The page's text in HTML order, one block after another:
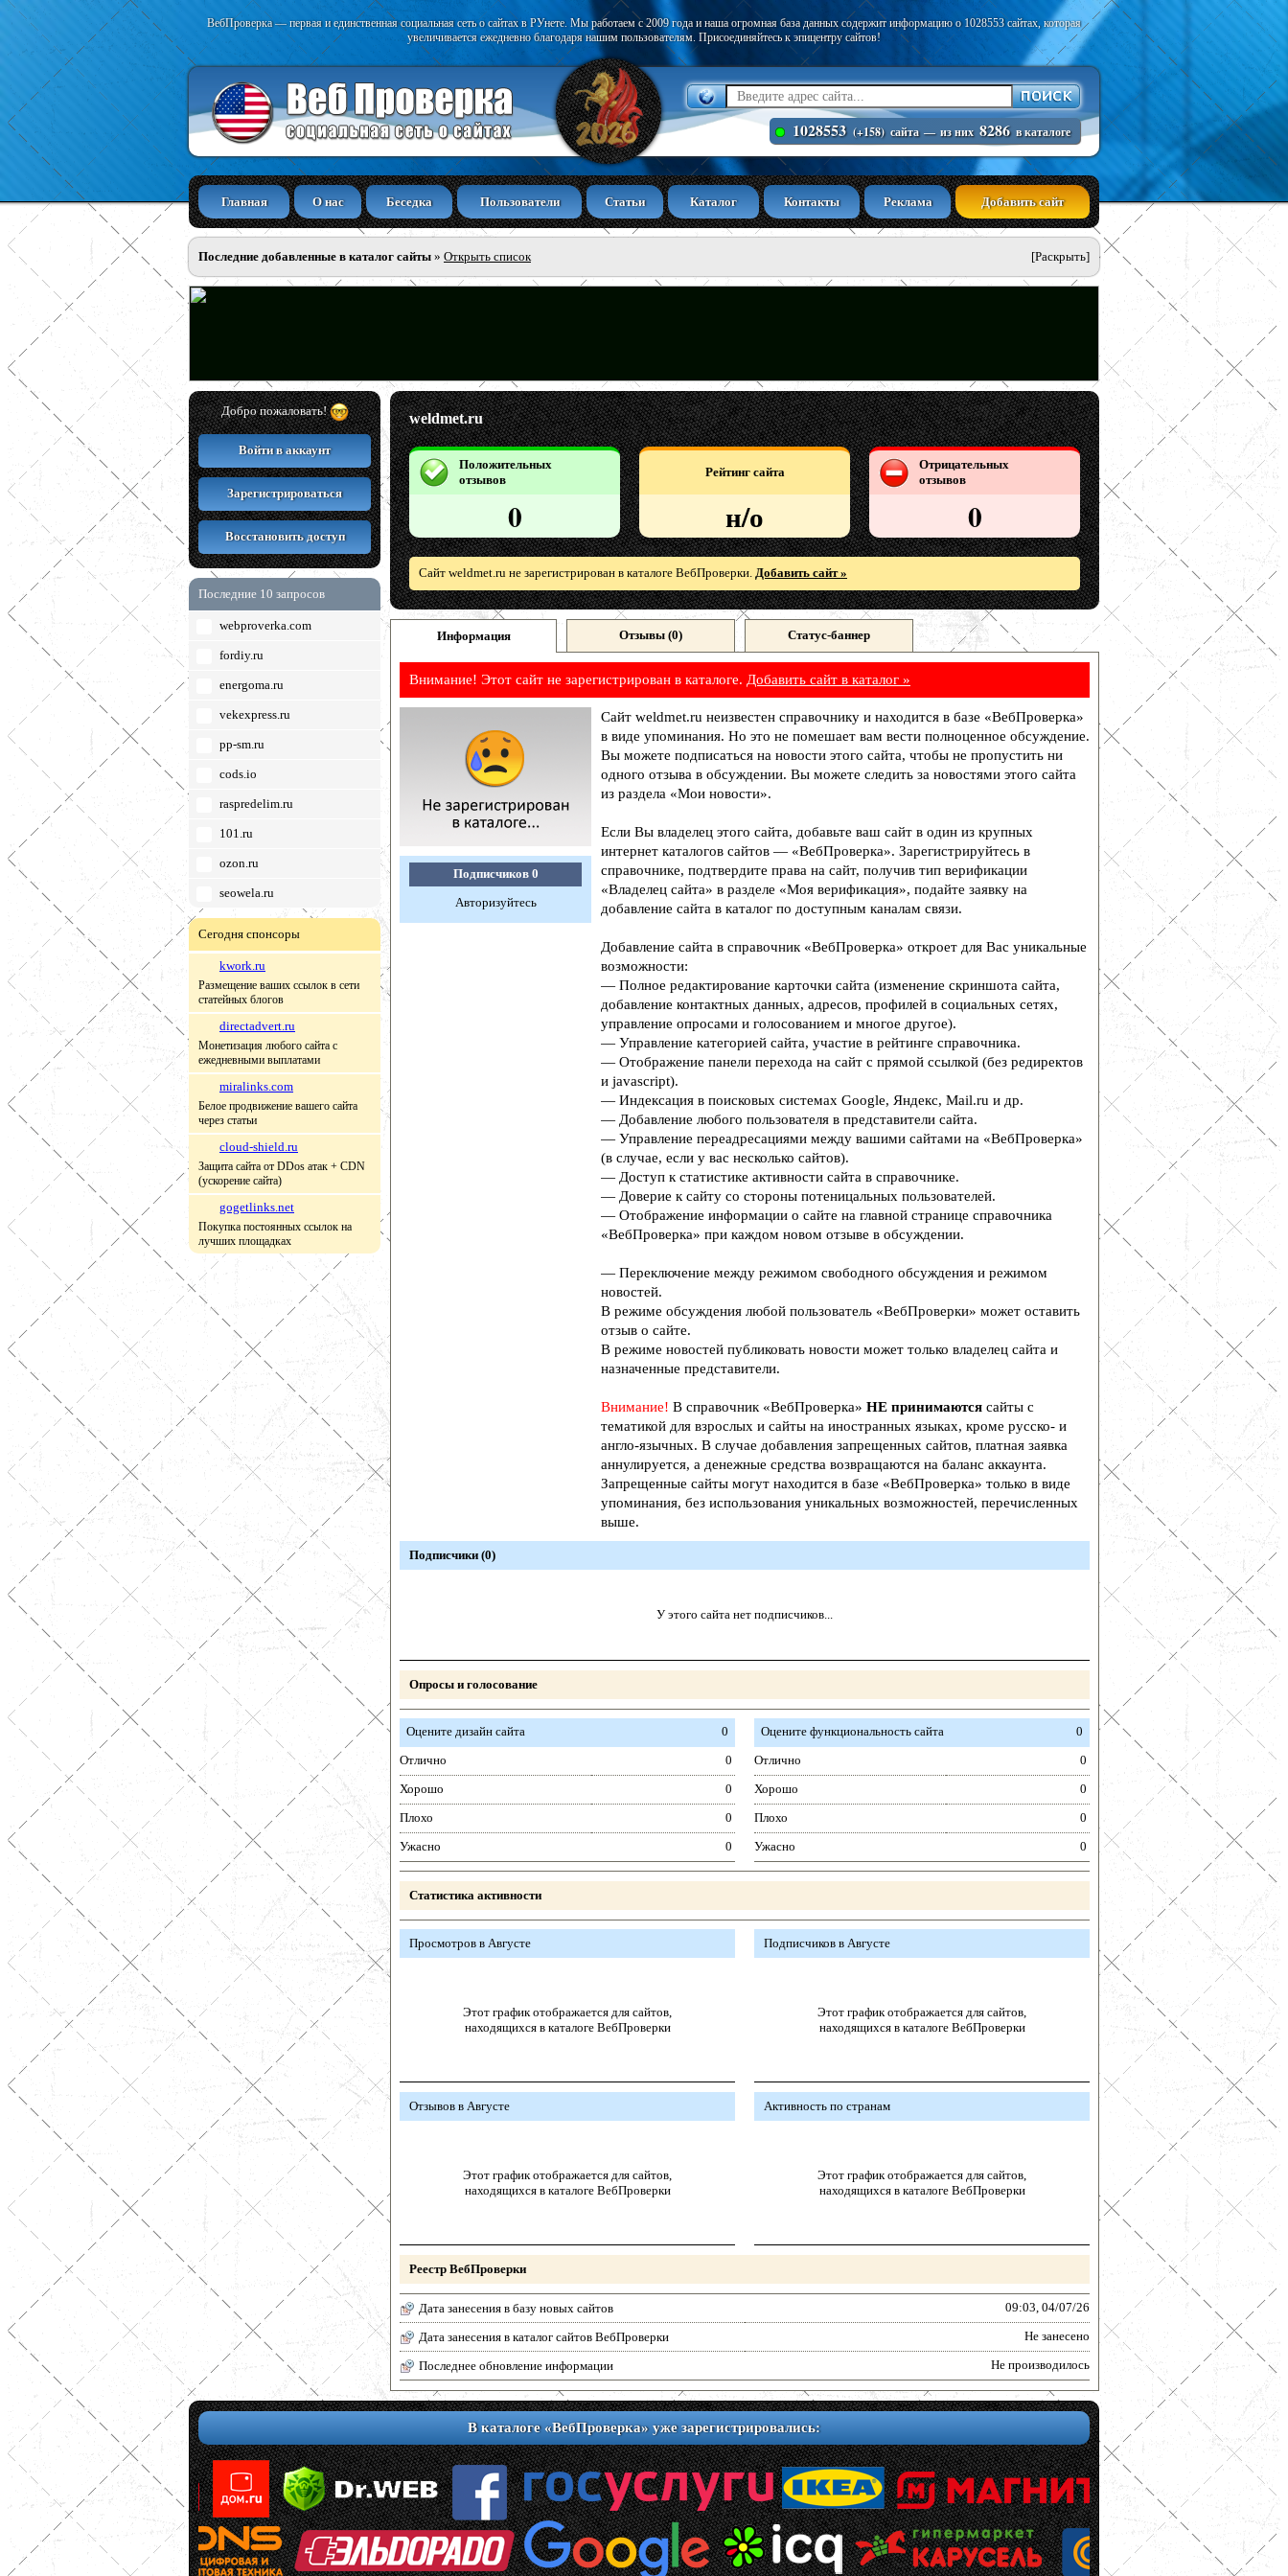
ВебПроверка — первая и единственная социальная сеть о сайтах в РУнете. Мы работаем с 2009 года и наша огромная база данных содержит информацию о 1028553 сайтах, которая
увеличивается ежедневно благодаря нашим пользователям. Присоединяйтесь к эпицентру сайтов!
1028553 (+158) сайта — из них 8286 в каталоге
Главная О нас Беседка Пользователи Статьи Каталог Контакты Реклама Добавить сайт
Последние добавленные в каталог сайты » Открыть список [Раскрыть]
Добро пожаловать!
Войти в аккаунт
Зарегистрироваться
Восстановить доступ
Последние 10 запросов
webproverka.com
fordiy.ru
energoma.ru
vekexpress.ru
pp-sm.ru
cods.io
raspredelim.ru
101.ru
ozon.ru
seowela.ru
Сегодня спонсоры
kwork.ru
Размещение ваших ссылок в сети
статейных блогов
directadvert.ru
Монетизация любого сайта с
ежедневными выплатами
miralinks.com
Белое продвижение вашего сайта
через статьи
cloud-shield.ru
Защита сайта от DDos атак + CDN
(ускорение сайта)
gogetlinks.net
Покупка постоянных ссылок на
лучших площадках
weldmet.ru
Положительных
отзывов
0
Рейтинг сайта
н/о
Отрицательных
отзывов
0
Сайт weldmet.ru не зарегистрирован в каталоге ВебПроверки. Добавить сайт »
Информация Отзывы (0) Статус-баннер
Внимание! Этот сайт не зарегистрирован в каталоге. Добавить сайт в каталог »
Подписчиков 0
Авторизуйтесь
Сайт weldmet.ru неизвестен справочнику и находится в базе «ВебПроверка»
в виде упоминания. Но это не помешает вам вести полноценное обсуждение.
Вы можете подписаться на новости этого сайта, чтобы не пропустить ни
одного отзыва в обсуждении. Вы можете следить за новостями этого сайта
из раздела «Мои новости».
Если Вы владелец этого сайта, добавьте ваш сайт в один из крупных
интернет каталогов сайтов — «ВебПроверка». Зарегистрируйтесь в
справочнике, подтвердите права на сайт, получив тип верификации
«Владелец сайта» в разделе «Моя верификация», подайте заявку на
добавление сайта в каталог по доступным каналам связи.
Добавление сайта в справочник «ВебПроверка» откроет для Вас уникальные
возможности:
— Полное редактирование карточки сайта (изменение скриншота сайта,
добавление контактных данных, адресов, профилей в социальных сетях,
управление опросами и голосованием и многое другое).
— Управление категорией сайта, участие в рейтинге справочника.
— Отображение панели перехода на сайт с прямой ссылкой (без редиректов
и javascript).
— Индексация в поисковых системах Google, Яндекс, Mail.ru и др.
— Добавление любого пользователя в представители сайта.
— Управление переадресациями между вашими сайтами на «ВебПроверка»
(в случае, если у вас несколько сайтов).
— Доступ к статистике активности сайта в справочнике.
— Доверие к сайту со стороны потеницальных пользователей.
— Отображение информации о сайте на главной странице справочника
«ВебПроверка» при каждом новом отзыве в обсуждении.
— Переключение между режимом свободного обсуждения и режимом
новостей.
В режиме обсуждения любой пользователь «ВебПроверки» может оставить
отзыв о сайте.
В режиме новостей публиковать новости может только владелец сайта и
назначенные представители.
Внимание! В справочник «ВебПроверка» НЕ принимаются сайты с
тематикой для взрослых и сайты на иностранных языках, кроме русско- и
англо-язычных. В случае добавления запрещенных сайтов, платная заявка
аннулируется, а денежные средства возвращаются на баланс аккаунта.
Запрещенные сайты могут находится в базе «ВебПроверка» только в виде
упоминания, без использования уникальных возможностей, перечисленных
выше.
Подписчики (0)
У этого сайта нет подписчиков...
Опросы и голосование
Оцените дизайн сайта
0
Отлично
0
Хорошо
0
Плохо
0
Ужасно
0
Оцените функциональность сайта
0
Отлично
0
Хорошо
0
Плохо
0
Ужасно
0
Статистика активности
Просмотров в Августе
Этот график отображается для сайтов,
находящихся в каталоге ВебПроверки
Подписчиков в Августе
Этот график отображается для сайтов,
находящихся в каталоге ВебПроверки
Отзывов в Августе
Этот график отображается для сайтов,
находящихся в каталоге ВебПроверки
Активность по странам
Этот график отображается для сайтов,
находящихся в каталоге ВебПроверки
Реестр ВебПроверки
Дата занесения в базу новых сайтов 09:03, 04/07/26
Дата занесения в каталог сайтов ВебПроверки Не занесено
Последнее обновление информации Не производилось
В каталоге «ВебПроверка» уже зарегистрировались: